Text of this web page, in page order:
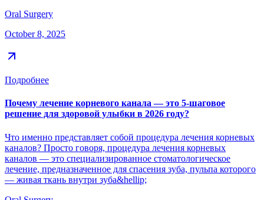
Oral Surgery
October 8, 2025
Подробнее
Почему лечение корневого канала — это 5-шаговое
решение для здоровой улыбки в 2026 году?
Что именно представляет собой процедура лечения корневых
каналов? Просто говоря, процедура лечения корневых
каналов — это специализированное стоматологическое
лечение, предназначенное для спасения зуба, пульпа которого
— живая ткань внутри зуба&hellip;